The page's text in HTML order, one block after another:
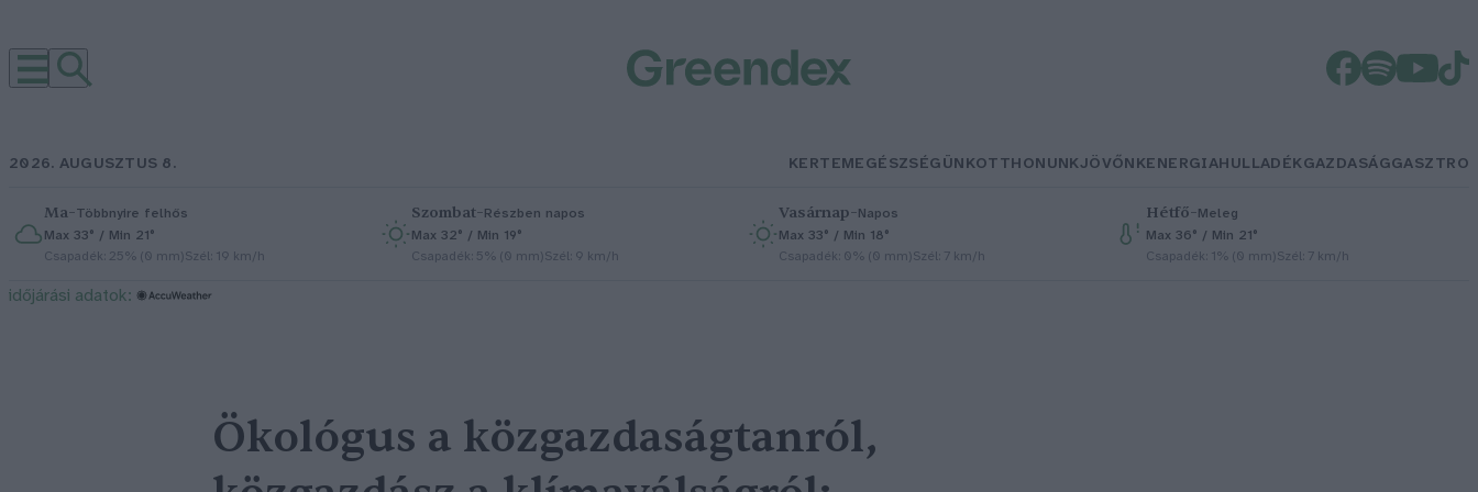
2026. AUGUSZTUS 8. KERTEMEGÉSZSÉGÜNKOTTHONUNKJÖVŐNKENERGIAHULLADÉKGAZDASÁGGASZTRO
Ma–Többnyire felhős
Max 33° / Min 21°
Csapadék: 25% (0 mm)Szél: 19 km/h
Szombat–Részben napos
Max 32° / Min 19°
Csapadék: 5% (0 mm)Szél: 9 km/h
Vasárnap–Napos
Max 33° / Min 18°
Csapadék: 0% (0 mm)Szél: 7 km/h
Hétfő–Meleg
Max 36° / Min 21°
Csapadék: 1% (0 mm)Szél: 7 km/h
időjárási adatok:
Ökológus a közgazdaságtanról,